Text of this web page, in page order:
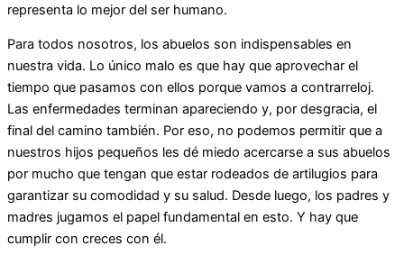
representa lo mejor del ser humano.
Para todos nosotros, los abuelos son indispensables en
nuestra vida. Lo único malo es que hay que aprovechar el
tiempo que pasamos con ellos porque vamos a contrarreloj.
Las enfermedades terminan apareciendo y, por desgracia, el
final del camino también. Por eso, no podemos permitir que a
nuestros hijos pequeños les dé miedo acercarse a sus abuelos
por mucho que tengan que estar rodeados de artilugios para
garantizar su comodidad y su salud. Desde luego, los padres y
madres jugamos el papel fundamental en esto. Y hay que
cumplir con creces con él.